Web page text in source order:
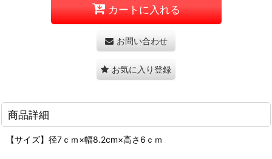
カートに入れる
お問い合わせ
お気に入り登録
商品詳細
【サイズ】径7ｃｍ×幅8.2cm×高さ6ｃｍ